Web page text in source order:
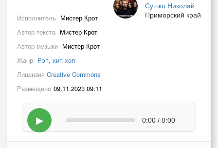
Сушко Николай
Приморский край
Исполнитель Мистер Крот
Автор текста Мистер Крот
Автор музыки Мистер Крот
Жанр Рэп, хип-хоп
Лицензия Creative Commons
Размещено 09.11.2023 09:11
▶ 0:00 / 0:00